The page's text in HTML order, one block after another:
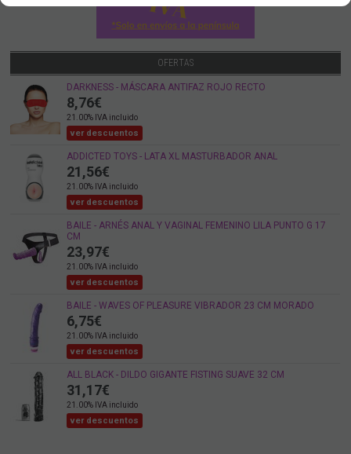
OFERTAS
DARKNESS - MÁSCARA ANTIFAZ ROJO RECTO
8,76€
21.00% IVA incluido
ver descuentos
ADDICTED TOYS - LATA XL MASTURBADOR ANAL
21,56€
21.00% IVA incluido
ver descuentos
BAILE - ARNÉS ANAL Y VAGINAL FEMENINO LILA PUNTO G 17
CM
23,97€
21.00% IVA incluido
ver descuentos
BAILE - WAVES OF PLEASURE VIBRADOR 23 CM MORADO
6,75€
21.00% IVA incluido
ver descuentos
ALL BLACK - DILDO GIGANTE FISTING SUAVE 32 CM
31,17€
21.00% IVA incluido
ver descuentos